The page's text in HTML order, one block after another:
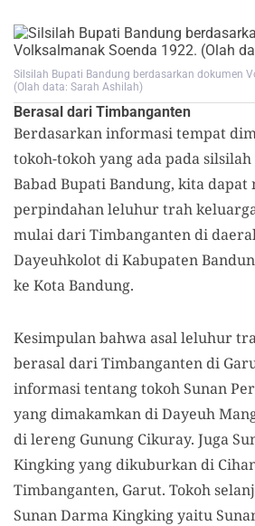
Silsilah Bupati Bandung berdasarkan dokumen
(Olah data: Sarah Ashilah)
Berasal dari Timbanganten
Berdasarkan informasi tempat
tokoh-tokoh yang ada pada
Babad Bupati Bandung, kita dapat
perpindahan leluhur trah
mulai dari Timbanganten di
Dayeuhkolot di Kabupaten
ke Kota Bandung.
Kesimpulan bahwa asal leluhur
berasal dari Timbanganten di
informasi tentang tokoh Sunan
yang dimakamkan di Dayeuh
di lereng Gunung Cikuray. Juga
Kingking yang dikuburkan di
Timbanganten, Garut. Tokoh
Sunan Darma Kingking yaitu